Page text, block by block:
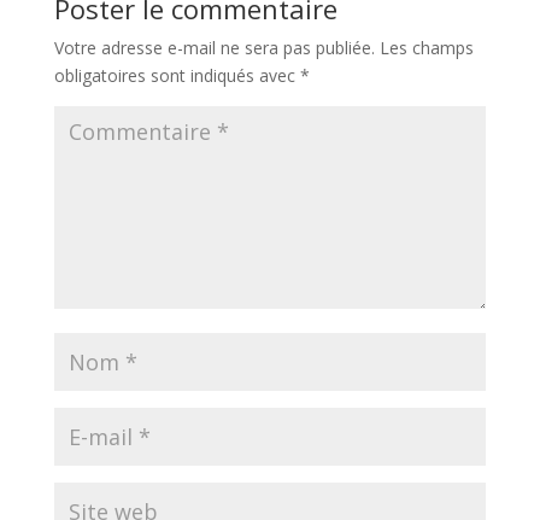
Poster le commentaire
Votre adresse e-mail ne sera pas publiée. Les champs
obligatoires sont indiqués avec *